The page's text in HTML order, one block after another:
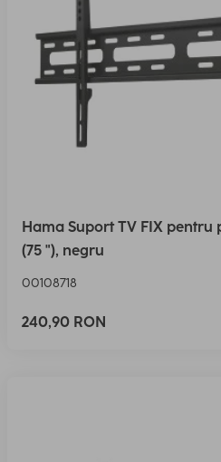
Hama Suport TV FIX pentru
(75 "), negru
00108718
240,90 RON